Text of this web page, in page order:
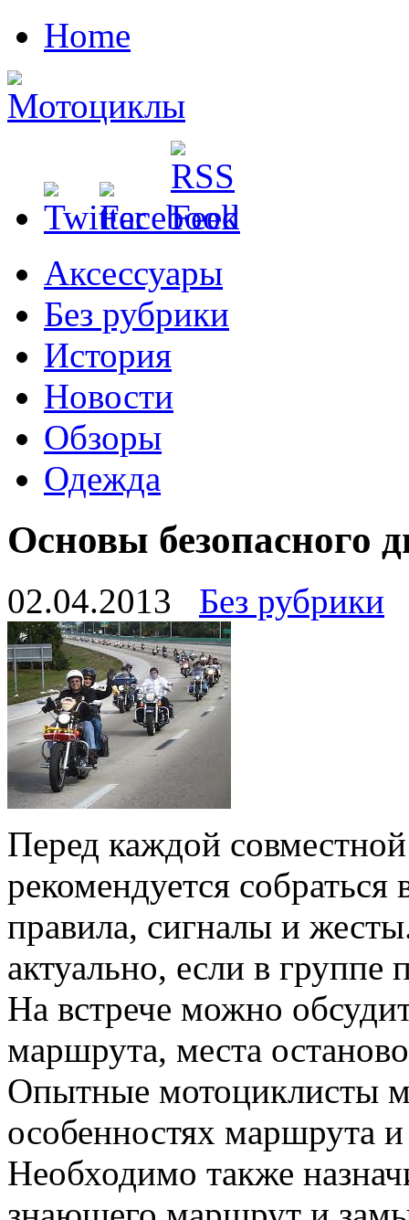
Home
Аксессуары
Без рубрики
История
Новости
Обзоры
Одежда
Основы безопасного
02.04.2013 Без рубрики
Перед каждой
рекомендуется
правила, сигналы и
актуально, если в группе
На встрече можно
маршрута, места
Опытные мотоциклисты
особенностях маршрута
Необходимо также